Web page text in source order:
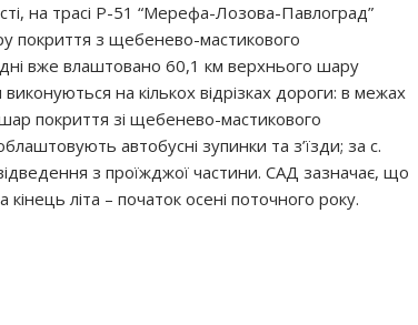
на трасі Р-51 “Мерефа-Лозова-Павлоград”
покриття з щебенево-мастикового
вже влаштовано 60,1 км верхнього шару
на кількох відрізках дороги: в межах
покриття зі щебенево-мастикового
автобусні зупинки та з’їзди; за с.
з проїжджої частини. САД зазначає, що
літа – початок осені поточного року.